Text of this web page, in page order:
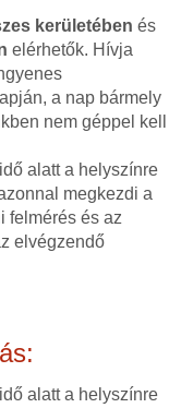
kerületében és
elérhetők. Hívja
a nap bármely
nem géppel kell
alatt a helyszínre
megkezdi a
felmérés és az
elvégzendő
alatt a helyszínre